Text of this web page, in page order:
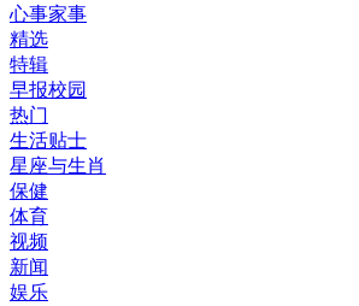
心事家事
精选
特辑
早报校园
热门
生活贴士
星座与生肖
保健
体育
视频
新闻
娱乐